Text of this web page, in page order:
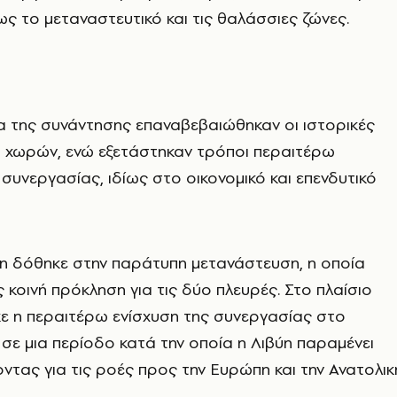
το μεταναστευτικό και τις θαλάσσιες ζώνες.
της συνάντησης επαναβεβαιώθηκαν οι ιστορικές
ενώ εξετάστηκαν τρόποι περαιτέρω
ιδίως στο οικονομικό και επενδυτικό
δόθηκε στην παράτυπη μετανάστευση, η οποία
πρόκληση για τις δύο πλευρές. Στο πλαίσιο
η περαιτέρω ενίσχυση της συνεργασίας στο
μια περίοδο κατά την οποία η Λιβύη παραμένει
για τις ροές προς την Ευρώπη και την